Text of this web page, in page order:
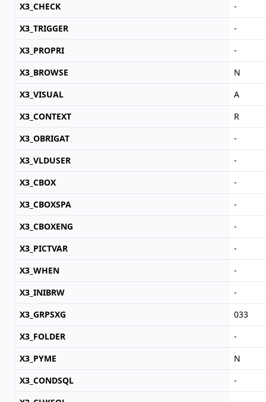
X3_CHECK
-
X3_TRIGGER
-
X3_PROPRI
-
X3_BROWSE
N
X3_VISUAL
A
X3_CONTEXT
R
X3_OBRIGAT
-
X3_VLDUSER
-
X3_CBOX
-
X3_CBOXSPA
-
X3_CBOXENG
-
X3_PICTVAR
-
X3_WHEN
-
X3_INIBRW
-
X3_GRPSXG
033
X3_FOLDER
-
X3_PYME
N
X3_CONDSQL
-